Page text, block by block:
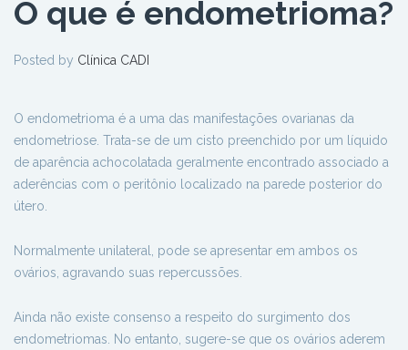
O que é endometrioma?
Posted by Clínica CADI
O endometrioma é a uma das manifestações ovarianas da
endometriose. Trata-se de um cisto preenchido por um líquido
de aparência achocolatada geralmente encontrado associado a
aderências com o peritônio localizado na parede posterior do
útero.
Normalmente unilateral, pode se apresentar em ambos os
ovários, agravando suas repercussões.
Ainda não existe consenso a respeito do surgimento dos
endometriomas. No entanto, sugere-se que os ovários aderem